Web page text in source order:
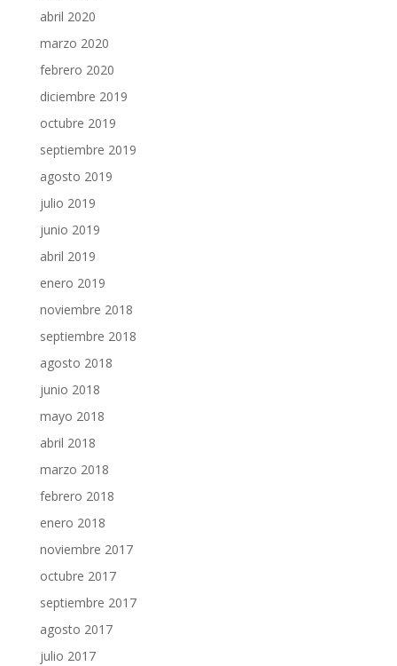
abril 2020
marzo 2020
febrero 2020
diciembre 2019
octubre 2019
septiembre 2019
agosto 2019
julio 2019
junio 2019
abril 2019
enero 2019
noviembre 2018
septiembre 2018
agosto 2018
junio 2018
mayo 2018
abril 2018
marzo 2018
febrero 2018
enero 2018
noviembre 2017
octubre 2017
septiembre 2017
agosto 2017
julio 2017